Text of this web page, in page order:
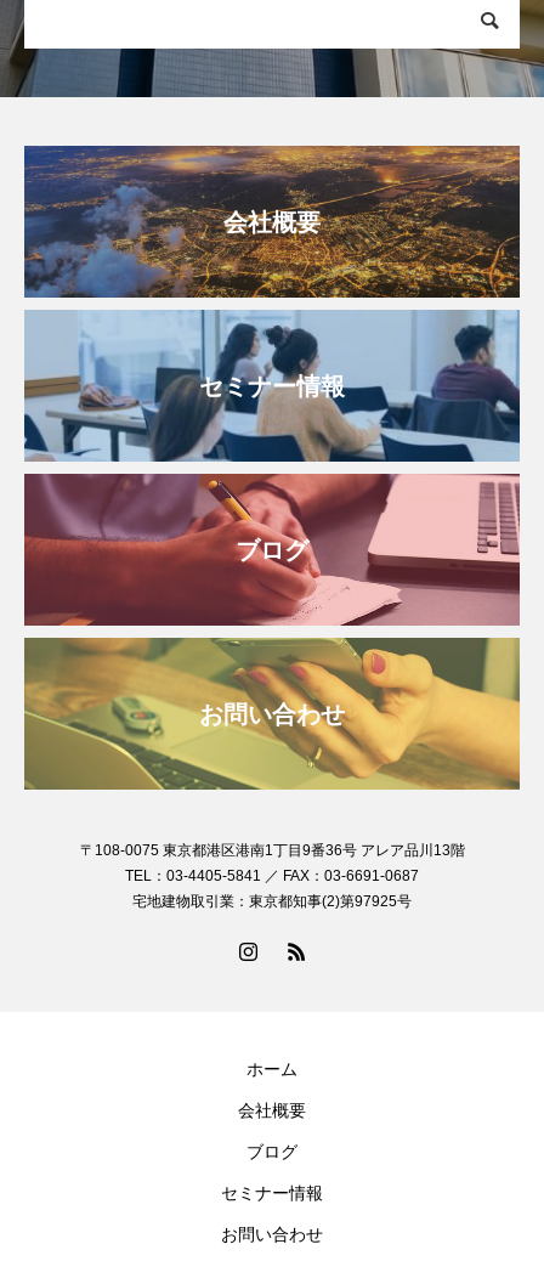
会社概要
セミナー情報
ブログ
お問い合わせ
〒108-0075 東京都港区港南1丁目9番36号 アレア品川13階
TEL：03-4405-5841 ／ FAX：03-6691-0687
宅地建物取引業：東京都知事(2)第97925号
ホーム
会社概要
ブログ
セミナー情報
お問い合わせ